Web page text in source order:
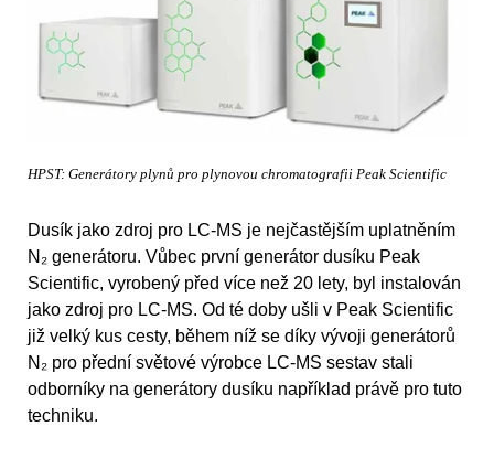
HPST: Generátory plynů pro plynovou chromatografii Peak Scientific
Dusík jako zdroj pro LC-MS je nejčastějším uplatněním
N₂ generátoru. Vůbec první generátor dusíku Peak
Scientific, vyrobený před více než 20 lety, byl instalován
jako zdroj pro LC-MS. Od té doby ušli v Peak Scientific
již velký kus cesty, během níž se díky vývoji generátorů
N₂ pro přední světové výrobce LC-MS sestav stali
odborníky na generátory dusíku například právě pro tuto
techniku.